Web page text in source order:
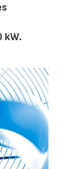
kW.